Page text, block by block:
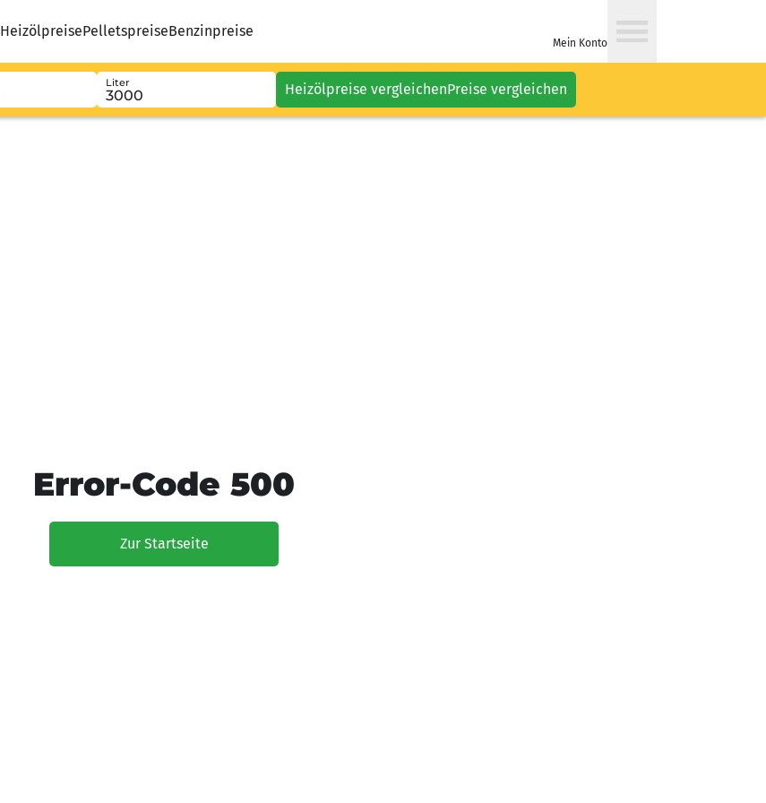
HeizölpreisePelletspreiseBenzinpreise
Mein Konto
Liter Heizölpreise vergleichenPreise vergleichen
Error-Code 500
Zur Startseite